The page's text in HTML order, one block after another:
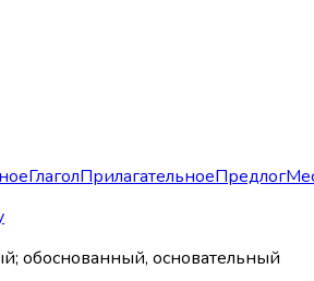
ГлаголПрилагательноеПредлог
обоснованный, основательный